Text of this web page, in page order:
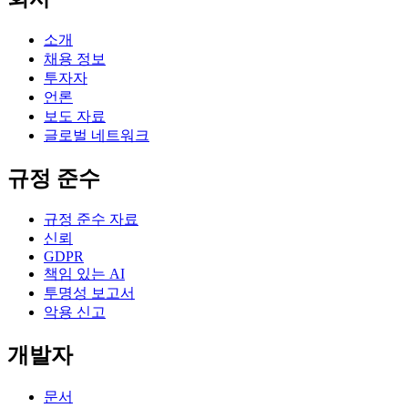
소개
채용 정보
투자자
언론
보도 자료
글로벌 네트워크
규정 준수
규정 준수 자료
신뢰
GDPR
책임 있는 AI
투명성 보고서
악용 신고
개발자
문서